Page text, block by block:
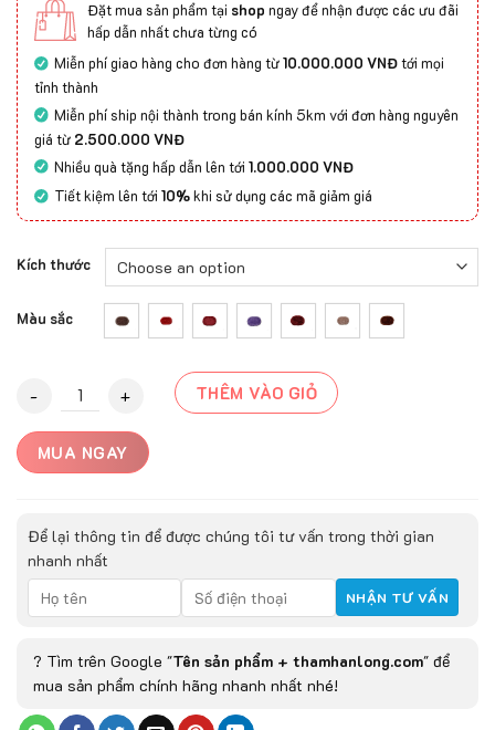
Đặt mua sản phẩm tại shop ngay để nhận được các ưu đãi
hấp dẫn nhất chưa từng có
Miễn phí giao hàng cho đơn hàng từ10.000.000 VNĐtới mọi
tỉnh thành
Miễn phí ship nội thành trong bán kính 5km với đơn hàng nguyên
giá từ 2.500.000 VNĐ
Nhiều quà tặng hấp dẫn lên tới1.000.000 VNĐ
Tiết kiệm lên tới10%khi sử dụng các mã giảm giá
Kích thước
Màu sắc
Thảm chùi chân B2 loại 1 quantity
THÊM VÀO GIỎ
MUA NGAY
Để lại thông tin để được chúng tôi tư vấn trong thời gian
nhanh nhất
? Tìm trên Google "Tên sản phẩm + thamhanlong.com" để
mua sản phẩm chính hãng nhanh nhất nhé!